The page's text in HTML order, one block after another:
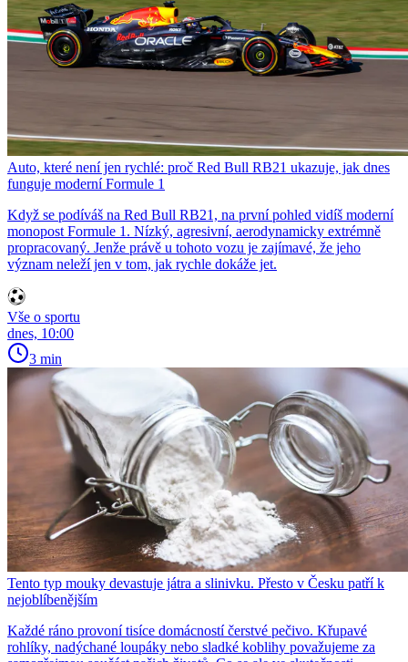
Auto, které není jen rychlé: proč Red Bull RB21 ukazuje, jak dnes
funguje moderní Formule 1
Když se podíváš na Red Bull RB21, na první pohled vidíš moderní
monopost Formule 1. Nízký, agresivní, aerodynamicky extrémně
propracovaný. Jenže právě u tohoto vozu je zajímavé, že jeho
význam neleží jen v tom, jak rychle dokáže jet.
Vše o sportu
dnes, 10:00
3 min
Tento typ mouky devastuje játra a slinivku. Přesto v Česku patří k
nejoblíbenějším
Každé ráno provoní tisíce domácností čerstvé pečivo. Křupavé
rohlíky, nadýchané loupáky nebo sladké koblihy považujeme za